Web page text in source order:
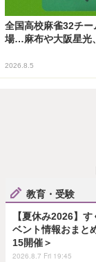
全国高校麻雀32チー
場…麻布や大阪星光
2026.8.5
教育・受験
【夏休み2026】
ベント情報おまと
15開催＞
2026.8.7 Fri 19:45